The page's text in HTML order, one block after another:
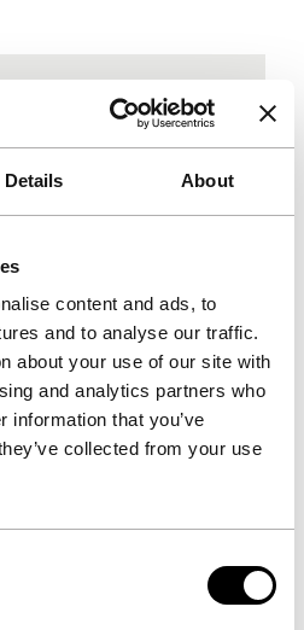
Details About
content and ads, to
and to analyse our traffic.
about your use of our site with
and analytics partners who
information that you’ve
collected from your use